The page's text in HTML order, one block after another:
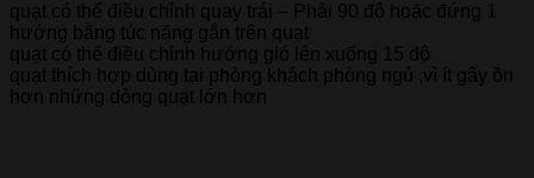
quạt có thể điều chỉnh quay trái – Phải 90 độ hoặc đứng 1
hướng bằng túc năng gắn trên quạt
quạt có thể điều chỉnh hướng gió lên xuống 15 độ
quạt thích hợp dùng tại phòng khách phòng ngủ ,vì ít gây ồn
hơn những dòng quạt lớn hơn